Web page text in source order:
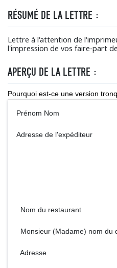
RÉSUMÉ DE LA LETTRE :
Lettre à l'attention de
l'impression de vos faire-part
APERÇU DE LA LETTRE :
Pourquoi est-ce une version
A ..., le
Adresse de l'expéditeur
Nom du restaurant
Monsieur (Madame) nom du
Adresse